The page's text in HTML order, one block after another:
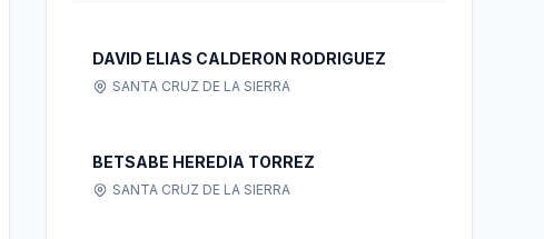
DAVID ELIAS CALDERON RODRIGUEZ
SANTA CRUZ DE LA SIERRA
BETSABE HEREDIA TORREZ
SANTA CRUZ DE LA SIERRA